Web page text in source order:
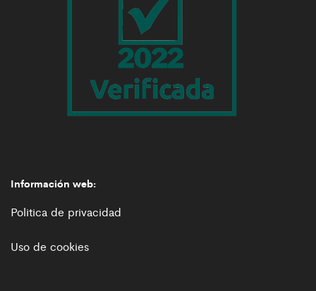
Información web:
Politica de privacidad
Uso de cookies